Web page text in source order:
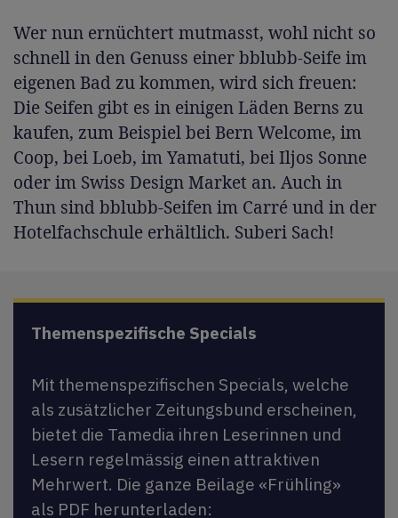
Wer nun ernüchtert mutmasst, wohl nicht so
schnell in den Genuss einer bblubb-Seife im
eigenen Bad zu kommen, wird sich freuen:
Die Seifen gibt es in einigen Läden Berns zu
kaufen, zum Beispiel bei Bern Welcome, im
Coop, bei Loeb, im Yamatuti, bei Iljos Sonne
oder im Swiss Design Market an. Auch in
Thun sind bblubb-Seifen im Carré und in der
Hotelfachschule erhältlich. Suberi Sach!
Themenspezifische Specials
Mit themenspezifischen Specials, welche
als zusätzlicher Zeitungsbund erscheinen,
bietet die Tamedia ihren Leserinnen und
Lesern regelmässig einen attraktiven
Mehrwert. Die ganze Beilage «Frühling»
als PDF herunterladen: